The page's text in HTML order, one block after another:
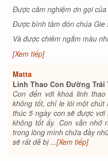
Được cảm nghiệm ơn gọi
Được bình tâm đón chúa Gie
Và được chiêm ngắm màu
[Xem tiếp]
Matta
Linh Thao Con Đường Trái
Con đến với khoá linh
không tốt, chỉ le lói một
thúc 5 ngày con sẽ được
không tốt ấy. Con vẫn nhớ
trong lòng mình chứa đầy
sẽ rất dễ bị ...[Xem tiếp]